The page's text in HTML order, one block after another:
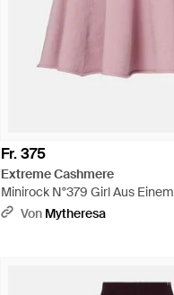
Fr. 375
Extreme Cashmere
Minirock N°379 Girl Aus Einem
Kaschmirgemisch - Pink
Von Mytheresa